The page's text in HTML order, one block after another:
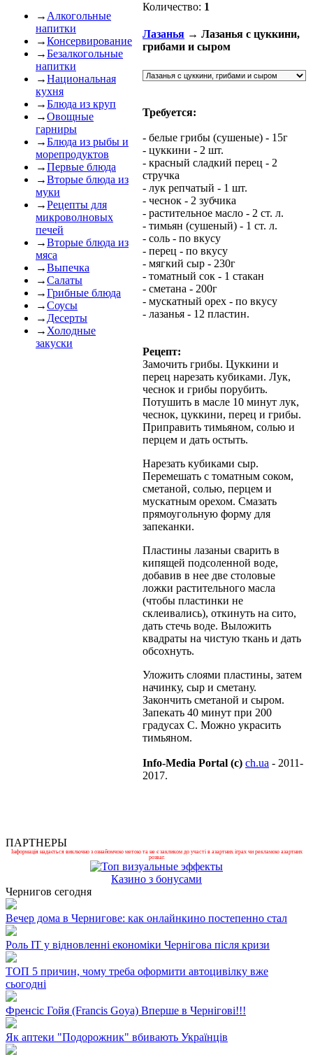
→ Алкогольные
напитки
→Консервирование
→Безалкогольные
напитки
→Национальная
кухня
→Блюда из круп
→Овощные
гарниры
→Блюда из рыбы и
морепродуктов
→Первые блюда
→Вторые блюда из
муки
→Рецепты для
микроволновых
печей
→Вторые блюда из
мяса
→Выпечка
→Салаты
→Грибные блюда
→Соусы
→ Десерты
→ Холодные
закуски
Количество: 1
Лазанья → Лазанья с цуккини,
грибами и сыром
Требуется:
- белые грибы (сушеные) - 15г
- цуккини - 2 шт.
- красный сладкий перец - 2
стручка
- лук репчатый - 1 шт.
- чеснок - 2 зубчика
- растительное масло - 2 ст. л.
- тимьян (сушеный) - 1 ст. л.
- соль - по вкусу
- перец - по вкусу
- мягкий сыр - 230г
- томатный сок - 1 стакан
- сметана - 200г
- мускатный орех - по вкусу
- лазанья - 12 пластин.
Рецепт:
Замочить грибы. Цуккини и
перец нарезать кубиками. Лук,
чеснок и грибы порубить.
Потушить в масле 10 минут лук,
чеснок, цуккини, перец и грибы.
Приправить тимьяном, солью и
перцем и дать остыть.
Нарезать кубиками сыр.
Перемешать с томатным соком,
сметаной, солью, перцем и
мускатным орехом. Смазать
прямоугольную форму для
запеканки.
Пластины лазаньи сварить в
кипящей подсоленной воде,
добавив в нее две столовые
ложки растительного масла
(чтобы пластинки не
склеивались), откинуть на сито,
дать стечь воде. Выложить
квадраты на чистую ткань и дать
обсохнуть.
Уложить слоями пластины, затем
начинку, сыр и сметану.
Закончить сметаной и сыром.
Запекать 40 минут при 200
градусах С. Можно украсить
тимьяном.
Info-Media Portal (c) ch.ua - 2011-
2017.
ПАРТНЕРЫ
Інформація надається виключно з ознайомчою метою та не є закликом до участі в азартних іграх чи рекламою азартних
розваг.
Казино з бонусами
Чернигов сегодня
Вечер дома в Чернигове: как онлайнкино постепенно стал
Роль ІТ у відновленні економіки Чернігова після кризи
ТОП 5 причин, чому треба оформити автоцивілку вже
сьогодні
Френсіс Гойя (Francis Goya) Вперше в Чернігові!!!
Як аптеки "Подорожник" вбивають Українців